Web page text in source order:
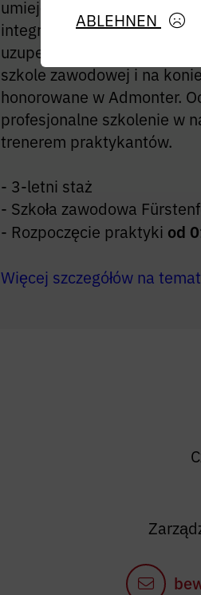
umiejętności miękkich,
integracyjne, udział w
uzupełniają kompleksowy
szkole zawodowej i na
honorowane w Admonter.
profesjonalne szkolenie w
trenerem praktykantów.
- 3-letni staż
- Szkoła zawodowa
- Rozpoczęcie praktyki od
Więcej szczegółów na
ABLEHNEN